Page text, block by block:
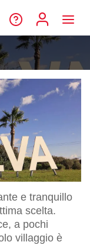
e tranquillo
scelta.
a pochi
villaggio è